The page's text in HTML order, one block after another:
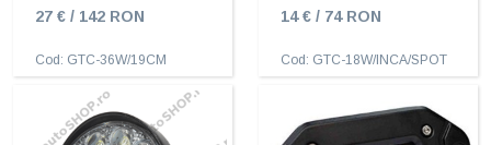
27 € / 142 RON
Cod: GTC-36W/19CM
14 € / 74 RON
Cod: GTC-18W/INCA/SPOT